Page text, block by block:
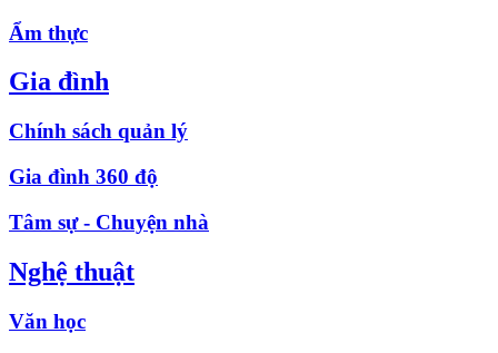
Ẩm thực
Gia đình
Chính sách quản lý
Gia đình 360 độ
Tâm sự - Chuyện nhà
Nghệ thuật
Văn học